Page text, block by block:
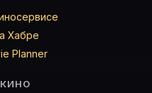
Хабре
Planner